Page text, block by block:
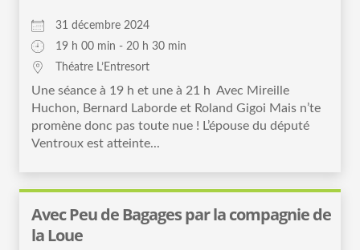
31 décembre 2024
19 h 00 min - 20 h 30 min
Théatre L’Entresort
Une séance à 19 h et une à 21 h Avec Mireille
Huchon, Bernard Laborde et Roland Gigoi Mais n’te
promène donc pas toute nue ! L’épouse du député
Ventroux est atteinte...
Avec Peu de Bagages par la compagnie de
la Loue